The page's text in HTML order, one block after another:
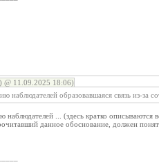
11.09.2025 18:06)
образовавшаяся связь из-за
... (здесь кратко
данное обоснование, должен